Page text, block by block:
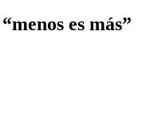
es más”